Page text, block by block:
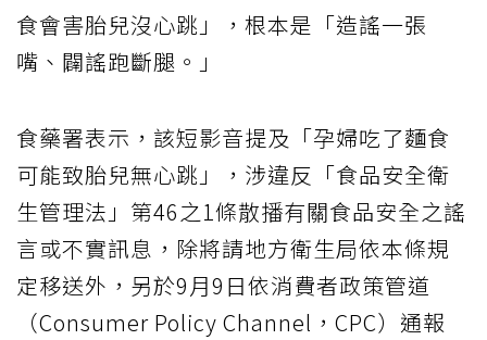
食會害胎兒沒心跳」，根本是「造謠一張
嘴、闢謠跑斷腿。」
食藥署表示，該短影音提及「孕婦吃了麵食
可能致胎兒無心跳」，涉違反「食品安全衛
生管理法」第46之1條散播有關食品安全之謠
言或不實訊息，除將請地方衛生局依本條規
定移送外，另於9月9日依消費者政策管道
（Consumer Policy Channel，CPC）通報